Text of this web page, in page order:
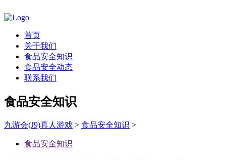
首页
关于我们
食品安全知识
食品安全动态
联系我们
食品安全知识
九游会(J9)真人游戏 > 食品安全知识 >
食品安全知识